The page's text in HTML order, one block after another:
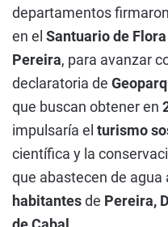
departamentos
en el Santuario de
Pereira, para avanzar
declaratoria de
que buscan obtener en
impulsaría el turismo
científica y la
que abastecen de agua
habitantesde Pereira,